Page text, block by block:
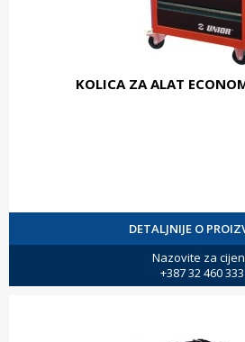
KOLICA ZA ALAT
DETALJNIJE O
Nazovite za
+387 32 460 333